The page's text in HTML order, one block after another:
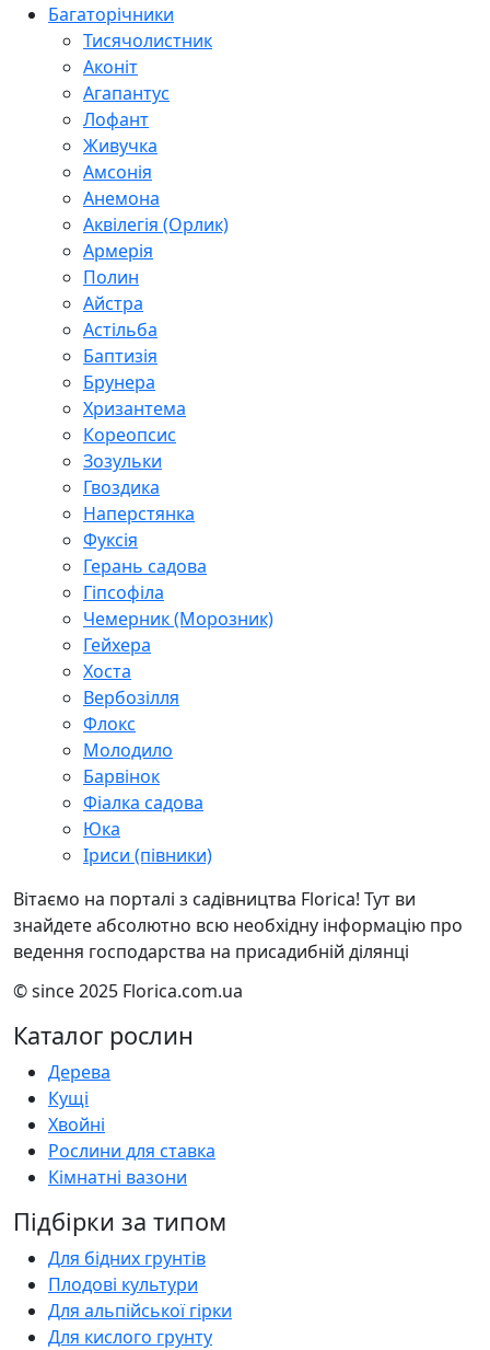
Багаторічники
Тисячолистник
Аконіт
Агапантус
Лофант
Живучка
Амсонія
Анемона
Аквілегія (Орлик)
Армерія
Полин
Айстра
Астільба
Баптизія
Брунера
Хризантема
Кореопсис
Зозульки
Гвоздика
Наперстянка
Фуксія
Герань садова
Гіпсофіла
Чемерник (Морозник)
Гейхера
Хоста
Вербозілля
Флокс
Молодило
Барвінок
Фіалка садова
Юка
Іриси (півники)
Вітаємо на порталі з садівництва Florica! Тут ви
знайдете абсолютно всю необхідну інформацію про
ведення господарства на присадибній ділянці
© since 2025 Florica.com.ua
Каталог рослин
Дерева
Кущі
Хвойні
Рослини для ставка
Кімнатні вазони
Підбірки за типом
Для бідних грунтів
Плодові культури
Для альпійської гірки
Для кислого грунту